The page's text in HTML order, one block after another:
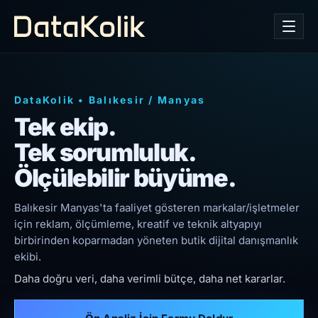
DataKolik • Balıkesir / Manyas
Tek ekip.
Tek sorumluluk.
Ölçülebilir büyüme.
Balıkesir Manyas'ta faaliyet gösteren markalar/işletmeler
için reklam, ölçümleme, kreatif ve teknik altyapıyı
birbirinden koparmadan yöneten butik dijital danışmanlık
ekibi.
Daha doğru veri, daha verimli bütçe, daha net kararlar.